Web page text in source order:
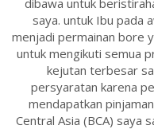
dibawa untuk
saya. untuk Ibu pada
menjadi permainan bore
untuk mengikuti semua
kejutan terbesar
persyaratan karena
mendapatkan
Central Asia (BCA) saya